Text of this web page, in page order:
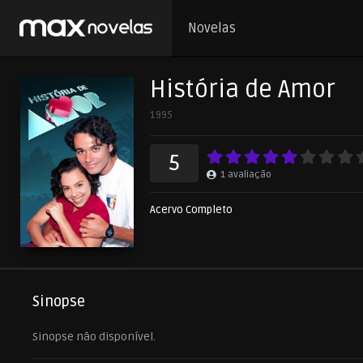
Novelas
História de Amor
1995
5 1 avaliação
Acervo Completo
Sinopse
Sinopse não disponível.